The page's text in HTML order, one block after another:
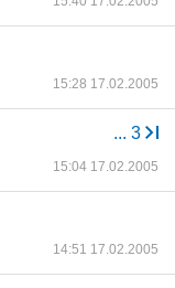
15:28 17.02.2005
... 3
15:04 17.02.2005
14:51 17.02.2005